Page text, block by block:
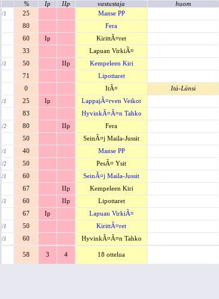
% Ip IIp vastustaja
huom
/1 25
Manse PP
80
Fera
60 Ip
KirittÃ¤ret
33
Lapuan VirkiÃ¤
/1 50 IIp
Kempeleen Kiri
71
Lipottaret
0 ItÃ¤
Itä-Länsi
/1 25 Ip
LappajÃ¤rven Veikot
83
HyvinkÃ¤Ã¤n Tahko
/2 80 IIp
Fera
50
SeinÃ¤j Maila-Jussit
/1 40
Manse PP
/2 50
PesÃ¤ Ysit
/1 60
SeinÃ¤j Maila-Jussit
67 IIp
Kempeleen Kiri
/1 60 IIp
Lipottaret
67 Ip
Lapuan VirkiÃ¤
/1 50
KirittÃ¤ret
/1 60 HyvinkÃ¤Ã¤n Tahko
58 3 4 18 ottelua